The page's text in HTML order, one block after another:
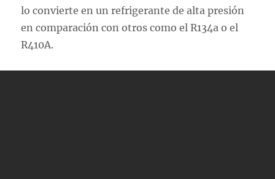
lo convierte en un refrigerante de alta presión
en comparación con otros como el R134a o el
R410A.